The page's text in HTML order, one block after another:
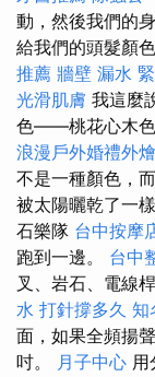
動，然後我們的
給我們的頭髮顏
推薦 牆壁 漏水
光滑肌膚 我這麼
色——桃花心木色
浪漫戶外婚禮外
不是一種顏色，
被太陽曬乾了一
石樂隊 台中按摩
跑到一邊。 台中
叉、岩石、電線
水 打針撐多久 知
面，如果全頻揚
吋。 月子中心 用